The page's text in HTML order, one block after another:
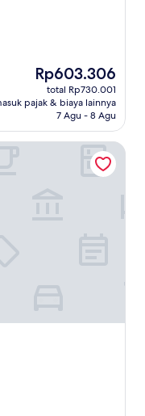
Harga
sekarang
Rp603.306
Rp603.306
total Rp730.001
pajak & biaya lainnya
7 Agu - 8 Agu